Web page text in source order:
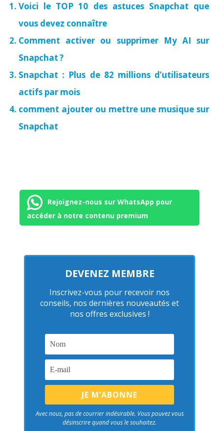
Voici le TOP 10 des astuces Snapchat que
vous devez connaître
Comment activer ou supprimer My AI sur
Snapchat ?
Snapchat : Plus de 82 millions d’utilisateurs
actifs par mois
comment ajouter ou mettre une musique sur
Snapchat
Rejoignez-nous sur WhatsApp pour
accéder à notre contenu premium
DEVENEZ MEMBRE
Inscrivez-vous pour recevoir nos
conseils, nos dernières nouveautés et
nos offres exclusives !
Avec nous, pas de courrier indésirable. Vous pouvez vous
désinscrire quand vous le souhaitez.